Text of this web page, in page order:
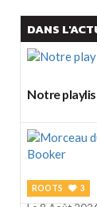
DANS
Notre
ROOTS 3